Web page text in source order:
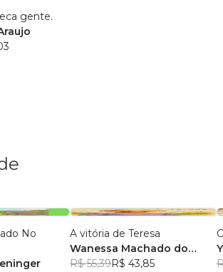
gente.
No
A vitória de Teresa
Wanessa Machado do
Amaral
R$ 55,39R$ 43,85